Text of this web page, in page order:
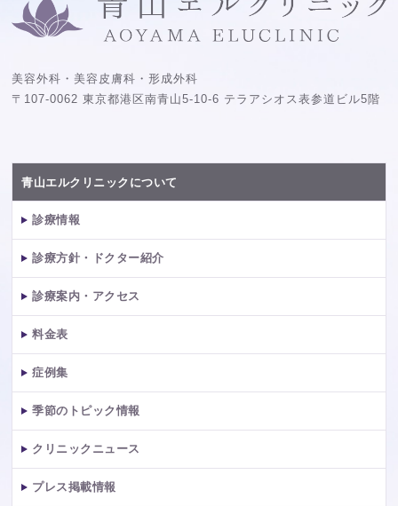
美容外科・美容皮膚科・形成外科
〒107-0062 東京都港区南青山5-10-6 テラアシオス表参道ビル5階
青山エルクリニックについて
診療情報
診療方針・ドクター紹介
診療案内・アクセス
料金表
症例集
季節のトピック情報
クリニックニュース
プレス掲載情報